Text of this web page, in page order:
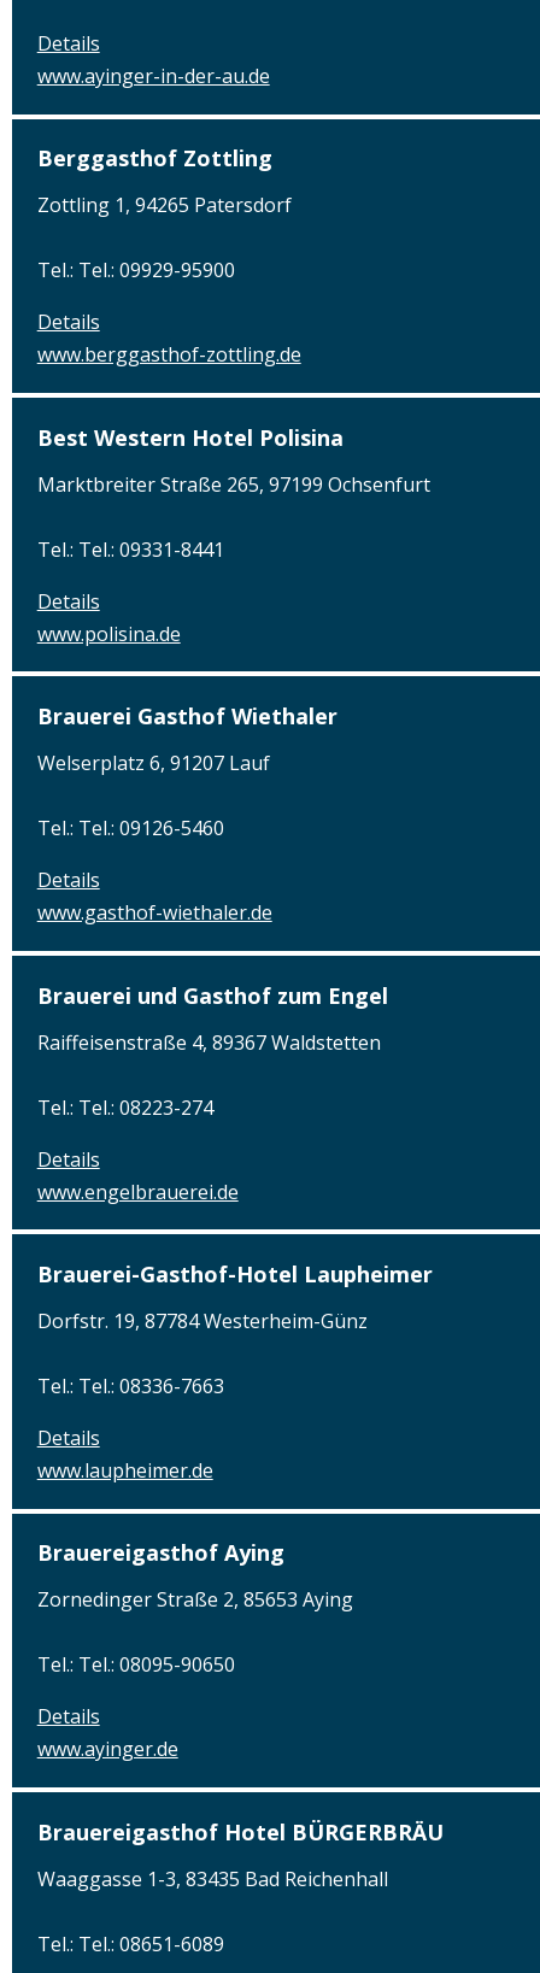
Details
www.ayinger-in-der-au.de
Berggasthof Zottling
Zottling 1, 94265 Patersdorf
Tel.: Tel.: 09929-95900
Details
www.berggasthof-zottling.de
Best Western Hotel Polisina
Marktbreiter Straße 265, 97199 Ochsenfurt
Tel.: Tel.: 09331-8441
Details
www.polisina.de
Brauerei Gasthof Wiethaler
Welserplatz 6, 91207 Lauf
Tel.: Tel.: 09126-5460
Details
www.gasthof-wiethaler.de
Brauerei und Gasthof zum Engel
Raiffeisenstraße 4, 89367 Waldstetten
Tel.: Tel.: 08223-274
Details
www.engelbrauerei.de
Brauerei-Gasthof-Hotel Laupheimer
Dorfstr. 19, 87784 Westerheim-Günz
Tel.: Tel.: 08336-7663
Details
www.laupheimer.de
Brauereigasthof Aying
Zornedinger Straße 2, 85653 Aying
Tel.: Tel.: 08095-90650
Details
www.ayinger.de
Brauereigasthof Hotel BÜRGERBRÄU
Waaggasse 1-3, 83435 Bad Reichenhall
Tel.: Tel.: 08651-6089